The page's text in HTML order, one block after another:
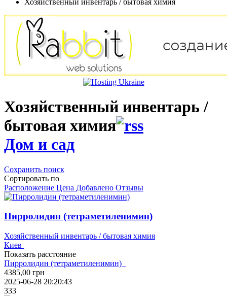
Хозяйственный инвентарь /
бытовая химия
Дом и сад
Сохранить поиск
Сортировать по
Расположение Цена Добавлено Отзывы
Пирролидин (тетраметиленимин)
Хозяйственный инвентарь / бытовая химия
Киев
Показать расстояние
Пирролидин (тетраметиленимин)
4385,00 грн
2025-06-28 20:20:43
333